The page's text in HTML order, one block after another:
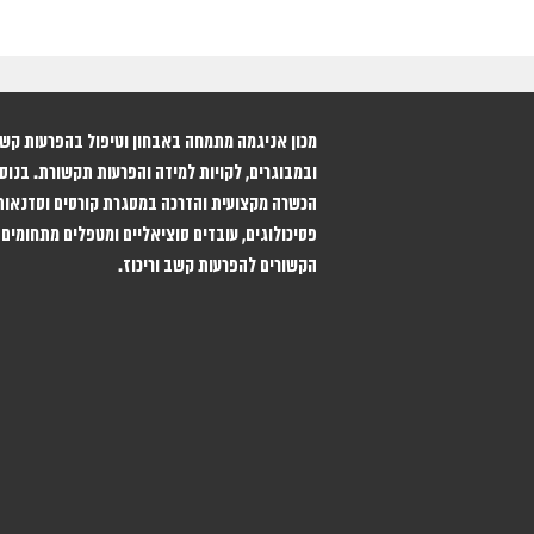
ובמבוגרים, לקויות למידה והפרעות תקשורת.
הכשרה מקצועית והדרכה במסגרת קורסים
פסיכולוגים, עובדים סוציאליים ומטפלים
הקשורים להפרעות קשב וריכוז.